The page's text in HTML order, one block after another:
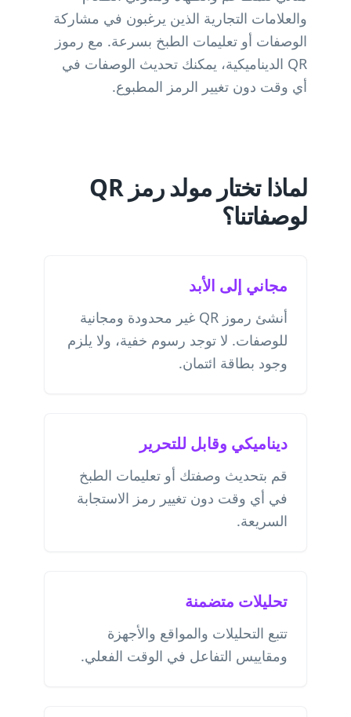
والعلامات التجارية الذين يرغبون في مشاركة
الوصفات أو تعليمات الطبخ بسرعة. مع رموز
QR الديناميكية، يمكنك تحديث الوصفات في
أي وقت دون تغيير الرمز المطبوع.
لماذا تختار مولد رمز QR
لوصفاتنا؟
مجاني إلى الأبد
أنشئ رموز QR غير محدودة ومجانية
للوصفات. لا توجد رسوم خفية، ولا يلزم
وجود بطاقة ائتمان.
ديناميكي وقابل للتحرير
قم بتحديث وصفتك أو تعليمات الطبخ
في أي وقت دون تغيير رمز الاستجابة
السريعة.
تحليلات متضمنة
تتبع التحليلات والمواقع والأجهزة
ومقاييس التفاعل في الوقت الفعلي.